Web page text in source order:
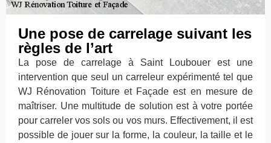
Une pose de carrelage suivant les
règles de l’art
La pose de carrelage à Saint Loubouer est une
intervention que seul un carreleur expérimenté tel que
WJ Rénovation Toiture et Façade est en mesure de
maîtriser. Une multitude de solution est à votre portée
pour carreler vos sols ou vos murs. Effectivement, il est
possible de jouer sur la forme, la couleur, la taille et le